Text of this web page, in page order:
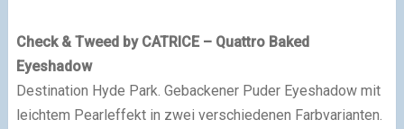
Check & Tweed by CATRICE – Quattro Baked
Eyeshadow
Destination Hyde Park. Gebackener Puder Eyeshadow mit
leichtem Pearleffekt in zwei verschiedenen Farbvarianten.